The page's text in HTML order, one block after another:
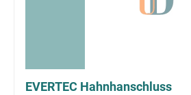
EVERTEC Hahnhanschluss